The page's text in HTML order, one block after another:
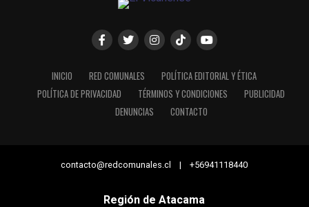
INICIO RED COMUNALES
POLÍTICA EDITORIAL Y ÉTICA
POLÍTICA DE PRIVACIDAD
TÉRMINOS Y CONDICIONES
PUBLICIDAD
DENUNCIAS
CONTACTO
contacto@redcomunales.cl | +56941118440
Región de Atacama